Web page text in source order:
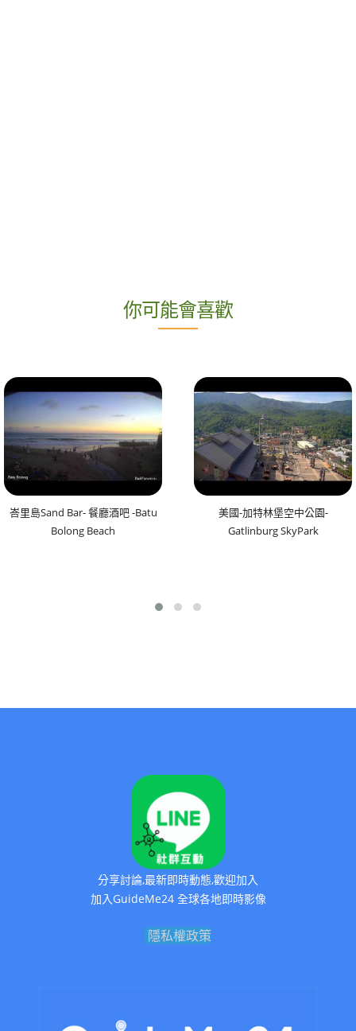
你可能會喜歡
峇里島Sand Bar- 餐廳酒吧 -Batu
Bolong Beach
美國-加特林堡空中公園-
Gatlinburg SkyPark
分享討論,最新即時動態,歡迎加入
加入GuideMe24 全球各地即時影像
隱私權政策